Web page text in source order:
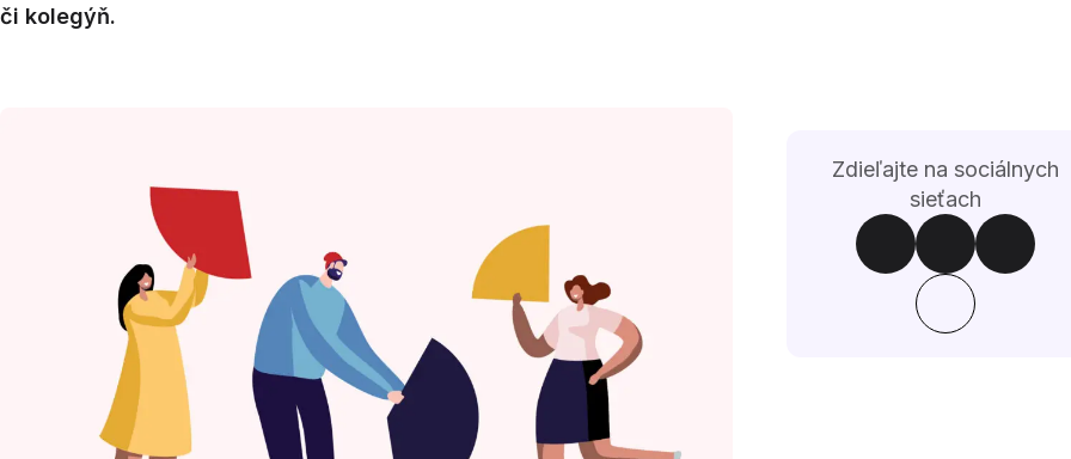
či kolegýň.
Zdieľajte na sociálnych
sieťach